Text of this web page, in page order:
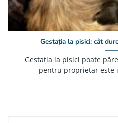
Gestația la pisici: cât
Gestația la pisici poate
pentru proprietar este